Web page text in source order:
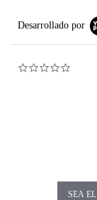
Desarrollado por
SEA